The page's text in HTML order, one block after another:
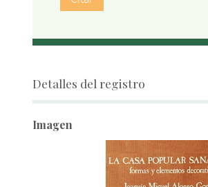
Detalles del registro
Imagen